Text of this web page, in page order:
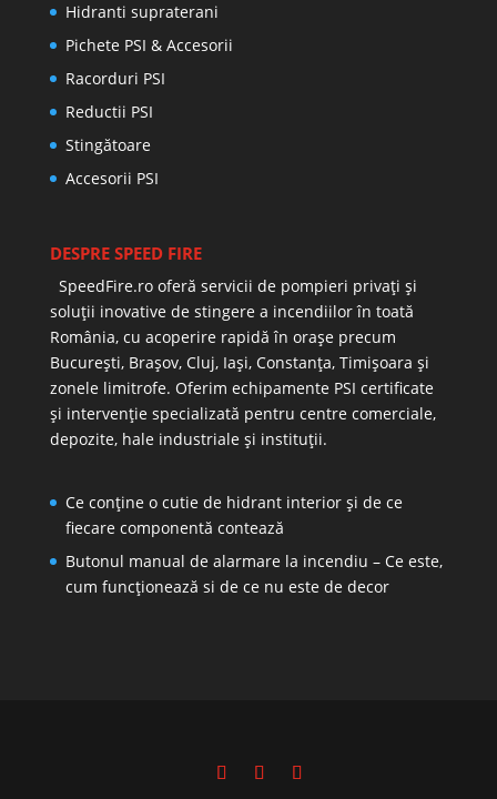
Hidranti supraterani
Pichete PSI & Accesorii
Racorduri PSI
Reductii PSI
Stingătoare
Accesorii PSI
DESPRE SPEED FIRE
SpeedFire.ro oferă servicii de pompieri privați și
soluții inovative de stingere a incendiilor în toată
România, cu acoperire rapidă în orașe precum
București, Brașov, Cluj, Iași, Constanța, Timișoara și
zonele limitrofe. Oferim echipamente PSI certificate
și intervenție specializată pentru centre comerciale,
depozite, hale industriale și instituții.
Ce conține o cutie de hidrant interior și de ce
fiecare componentă contează
Butonul manual de alarmare la incendiu – Ce este,
cum funcționează si de ce nu este de decor